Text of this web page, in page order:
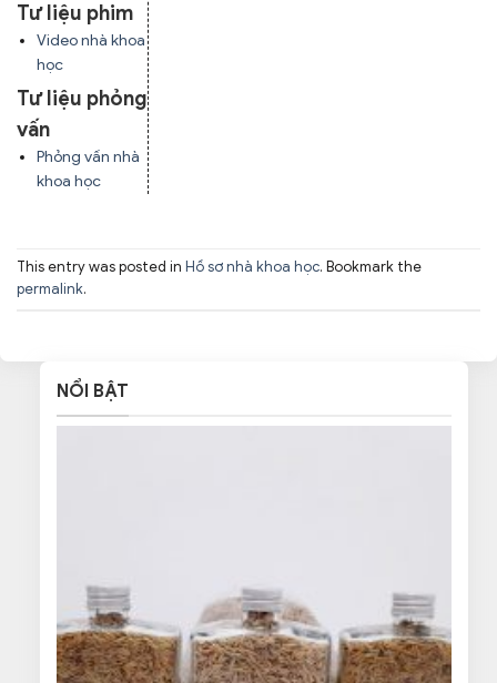
Tư liệu phim
Video nhà khoa
học
Tư liệu phỏng
vấn
Phỏng vấn nhà
khoa học
This entry was posted in Hồ sơ nhà khoa học. Bookmark the
permalink.
NỔI BẬT